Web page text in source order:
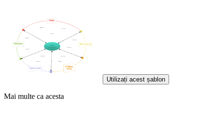
Utilizați acest șablon
Mai multe ca acesta